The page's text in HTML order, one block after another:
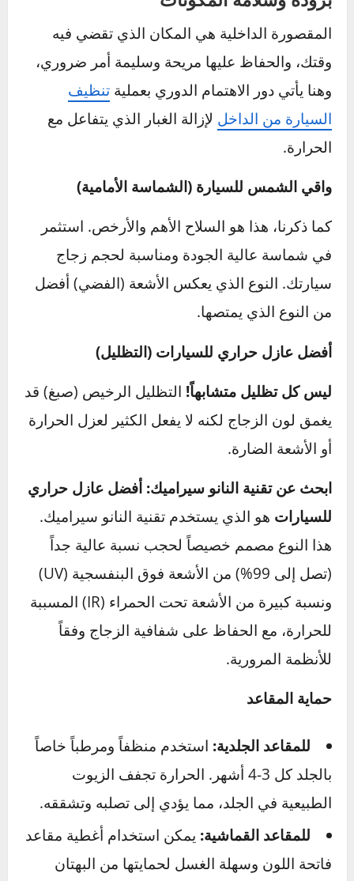
متى تستخدمه؟هو الحل الأمثل إذا كنت مضطراً
لترك سيارتك في الخارج لفترات طويلة (أكثر من
يوم).
ماذا تختار؟ ابحث عن غطاء مصنوع من قماش “قابل
للتنفس” لمنع حبس الرطوبة تحته. يجب أن يكون
الخدوش، ويفضل أن يكون لونه فاتحاً (فضي أو
أبيض) لعكس أكبر قدر من أشعة الشمس.
حماية المقصورة الداخلية – الحفاظ على
برودة وسلامة المكونات
وقتك، والحفاظ عليها مريحة وسليمة أمر ضروري،
وهنا يأتي دور الاهتمام الدوري بعمليةتنظيف
السيارة من الداخل لإزالة الغبار الذي يتفاعل مع
الحرارة.
واقي الشمس للسيارة (الشماسة الأمامية)
كما ذكرنا، هذا هو السلاح الأهم والأرخص. استثمر
في شماسة عالية الجودة ومناسبة لحجم زجاج
سيارتك. النوع الذي يعكس الأشعة (الفضي) أفضل
من النوع الذي يمتصها.
أفضل عازل حراري للسيارات (التظليل)
ليس كل تظليل متشابهاً!
يغمق لون الزجاج لكنه لا يفعل الكثير لعزل الحرارة
أو الأشعة الضارة.
ابحث عن تقنية النانو سيراميك:أفضل عازل حراري
للسياراتهو الذي يستخدم تقنية النانو سيراميك.
هذا النوع مصمم خصيصاً لحجب نسبة عالية جداً